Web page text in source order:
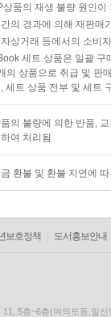
상품의 재생 불량 원인
의 경과에 의해 재판매
상거래 등에서의 소비
세트 상품은 일괄 구
의 상품으로 취급 및 판
세트 상품 전부 및 세트
의 불량에 의한 반품,
여 처리됨
환불 및 환불 지연에
보호정책 도서홍보안내
5층~6층(여의도동,일신